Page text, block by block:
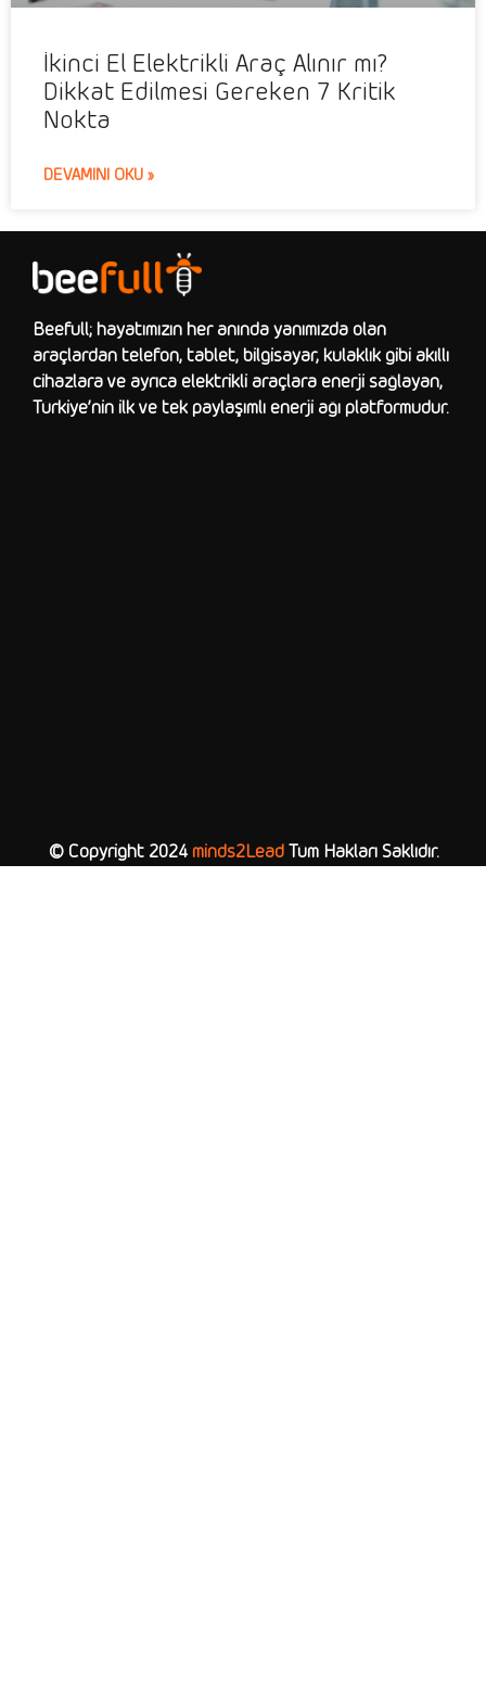
İkinci El Elektrikli Araç Alınır mı?
Dikkat Edilmesi Gereken 7 Kritik
Nokta
DEVAMINI OKU »
Beefull; hayatımızın her anında yanımızda olan
araçlardan telefon, tablet, bilgisayar, kulaklık gibi akıllı
cihazlara ve ayrıca elektrikli araçlara enerji sağlayan,
Türkiye’nin ilk ve tek paylaşımlı enerji ağı platformudur.
© Copyright 2024 minds2LeadTüm Hakları Saklıdır.